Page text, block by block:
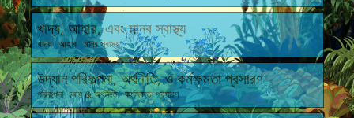
খাদ্য, আহার, এবং মানব স্বাস্থ্য
খাদ্য আহার মানব স্বাস্থ্য
উদ্যান পরিকল্পনা, অর্থনীতি, ও কর্মক্ষমতা প্রসারণ
পরিকল্পনা আয় & অর্থনীতি কর্মক্ষমতা প্রসারণ